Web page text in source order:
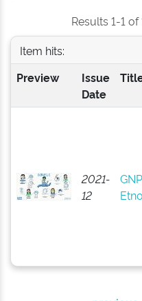
Results 1-1
Item hits:
Preview
Issue
Date
2021-
12